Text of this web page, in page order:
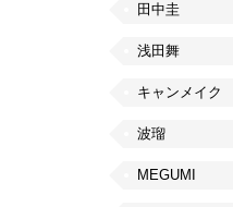
田中圭
浅田舞
キャンメイク
波瑠
MEGUMI